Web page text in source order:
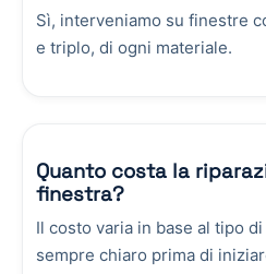
Sì, interveniamo su finestre
e triplo, di ogni materiale.
Quanto costa la
finestra?
Il costo varia in base al tipo
sempre chiaro prima di